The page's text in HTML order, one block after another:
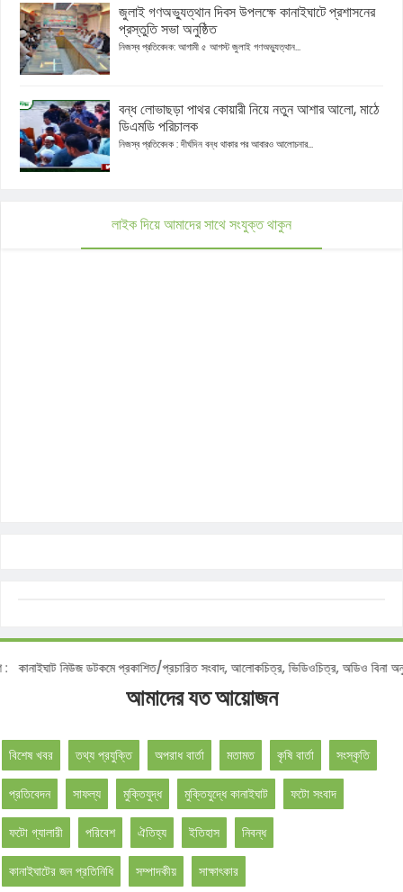
জুলাই গণঅভ্যুত্থান দিবস উপলক্ষে কানাইঘাটে প্রশাসনের
প্রস্তুতি সভা অনুষ্ঠিত
নিজস্ব প্রতিবেদক: আগামী ৫ আগস্ট জুলাই গণঅভ্যুত্থান...
বন্ধ লোভাছড়া পাথর কোয়ারী নিয়ে নতুন আশার আলো, মাঠে
ডিএমডি পরিচালক
নিজস্ব প্রতিবেদক : দীর্ঘদিন বন্ধ থাকার পর আবারও আলোচনার...
লাইক দিয়ে আমাদের সাথে সংযুক্ত থাকুন
:কানাইঘাট নিউজ ডটকমে প্রকাশিত/প্রচারিত সংবাদ, আলোকচিত্র, ভিডিওচিত্র, অডিও
আমাদের যত আয়োজন
বিশেষ খবর তথ্য প্রযুক্তি অপরাধ বার্তা মতামত কৃষি বার্তা সংস্কৃতি
প্রতিবেদন সাফল্য মুক্তিযুদ্ধ মুক্তিযুদ্ধে কানাইঘাট ফটো সংবাদ
ফটো গ্যালারী পরিবেশ ঐতিহ্য ইতিহাস নিবন্ধ
কানাইঘাটের জন প্রতিনিধি সম্পাদকীয় সাক্ষাৎকার